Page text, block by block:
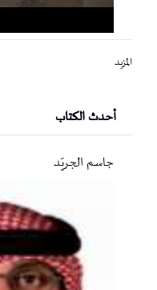
المزيد
أحدث الكتاب
جاسم الجريّد